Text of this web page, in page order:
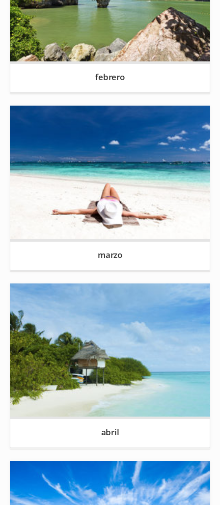
febrero
marzo
abril